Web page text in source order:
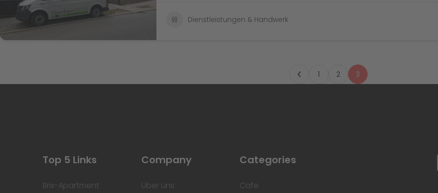
Dienstleistungen & Handwerk
1 2 3
Top 5 Links
Brix-Apartment
Company
Über uns
Categories
Cafe